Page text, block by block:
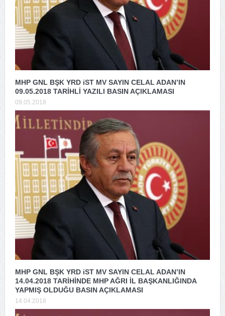
MHP GNL BŞK YRD iST MV SAYIN CELAL ADAN’IN
09.05.2018 TARİHLİ YAZILI BASIN AÇIKLAMASI
09.05.2018
MHP GNL BŞK YRD iST MV SAYIN CELAL ADAN’IN
14.04.2018 TARİHİNDE MHP AĞRI İL BAŞKANLIĞINDA
YAPMIŞ OLDUĞU BASIN AÇIKLAMASI
14.04.2018